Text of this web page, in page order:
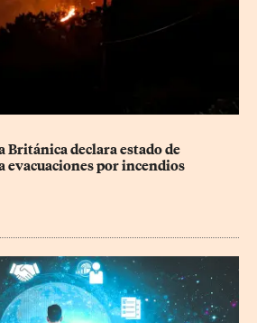
declara estado de
evacuaciones por incendios